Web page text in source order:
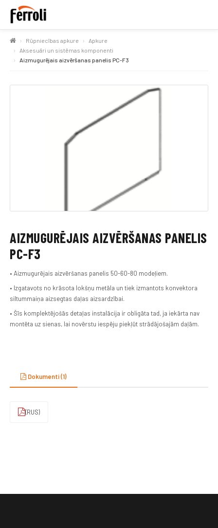
Rūpniecības apkure
Apkure
Aksesuāri un sistēmas komponenti
Aizmugurējais aizvēršanas panelis PC-F3
AIZMUGURĒJAIS AIZVĒRŠANAS PANELIS
PC-F3
• Aizmugurējais aizvēršanas panelis 50-60-80 modeļiem.
• Izgatavots no krāsota lokšņu metāla un tiek izmantots konvektora
siltummaiņa aizsegtas daļas aizsardzībai.
• Šīs komplektējošās detaļas instalācija ir obligāta tad, ja iekārta nav
montēta uz sienas, lai novērstu iespēju piekļūt strādājošajām daļām.
Dokumenti (1)
(RUS)